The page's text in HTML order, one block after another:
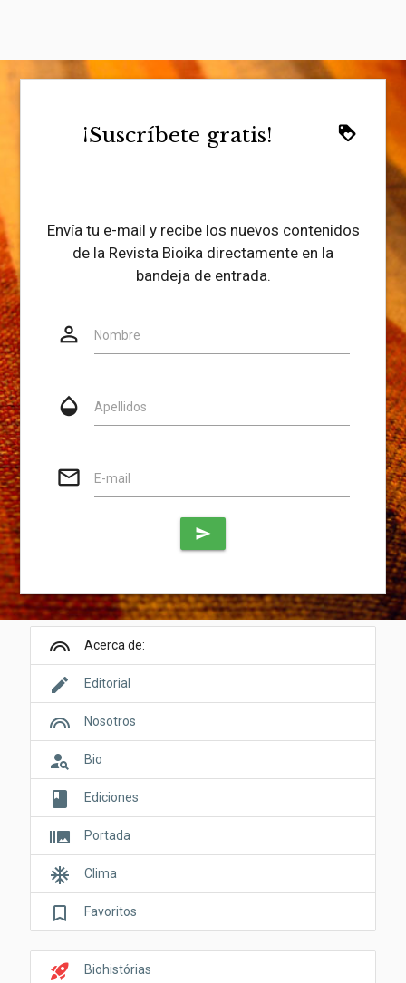
loyalty
¡Suscríbete gratis!
Envía tu e-mail y recibe los nuevos contenidos
de la Revista Bioika directamente en la
bandeja de entrada.
person_outline Nombre
opacity Apellidos
mail_outline E-mail
Website
send
looks Acerca de:
edit Editorial
looks Nosotros
person_search Bio
book Ediciones
burst_mode Portada
ac_unit Clima
bookmark_border Favoritos
rocket_launch Biohistórias